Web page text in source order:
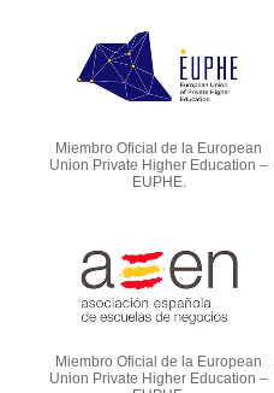
Miembro Oficial de la European
Union Private Higher Education –
EUPHE.
Miembro Oficial de la European
Union Private Higher Education –